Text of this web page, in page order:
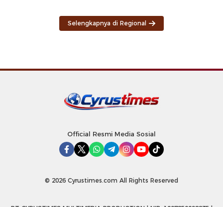
Selengkapnya di Regional
Official Resmi Media Sosial
© 2026 Cyrustimes.com All Rights Reserved